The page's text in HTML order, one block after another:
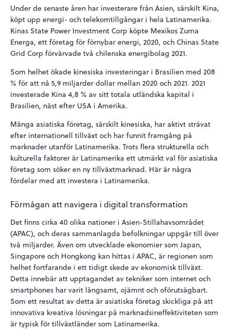
Under de senaste åren har investerare från Asien, särskilt Kina,
köpt upp energi- och telekomtillgångar i hela Latinamerika.
Kinas State Power Investment Corp köpte Mexikos Zuma
Energa, ett företag för förnybar energi, 2020, och Chinas State
Grid Corp förvärvade två chilenska energibolag 2021.
Som helhet ökade kinesiska investeringar i Brasilien med 208
% för att nå 5,9 miljarder dollar mellan 2020 och 2021. 2021
investerade Kina 4,8 % av sitt totala utländska kapital i
Brasilien, näst efter USA i Amerika.
Många asiatiska företag, särskilt kinesiska, har aktivt strävat
efter internationell tillväxt och har funnit framgång på
marknader utanför Latinamerika. Trots flera strukturella och
kulturella faktorer är Latinamerika ett utmärkt val för asiatiska
företag som söker en ny tillväxtmarknad. Här är några
fördelar med att investera i Latinamerika.
Förmågan att navigera i digital transformation
Det finns cirka 40 olika nationer i Asien-Stillahavsområdet
(APAC), och deras sammanlagda befolkningar uppgår till över
två miljarder. Även om utvecklade ekonomier som Japan,
Singapore och Hongkong kan hittas i APAC, är regionen som
helhet fortfarande i ett tidigt skede av ekonomisk tillväxt.
Detta innebär att upptagandet av tekniker som internet och
smartphones har varit långsamt, ojämnt och oförutsägbart.
Som ett resultat av detta är asiatiska företag skickliga på att
innovativa kreativa lösningar på marknadsineffektiviteten som
är typisk för tillväxtländer som Latinamerika.